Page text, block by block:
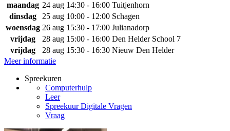
maandag 24 aug 14:30 - 16:00 Tuitjenhorn
dinsdag
25 aug 10:00 - 12:00 Schagen
woensdag 26 aug 15:30 - 17:00 Julianadorp
vrijdag
28 aug 15:00 - 16:00 Den Helder School 7
vrijdag
28 aug 15:30 - 16:30 Nieuw Den Helder
Meer informatie
Spreekuren
Computerhulp
Leer
Spreekuur Digitale Vragen
Vraag